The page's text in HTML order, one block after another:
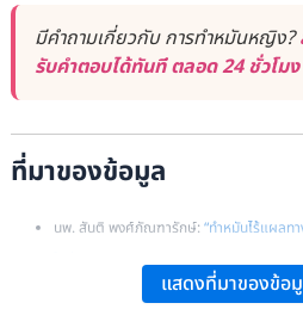
มีคำถามเกี่ยวกับ การทำหมันหญิง?
รับคำตอบได้ทันที ตลอด 24 ชั่วโม
ที่มาของข้อมูล
นพ. สันติ พงศ์ภัณฑารักษ์: “ทำหมันไร้แผลท
โรงพยาบาลเปาโล: “ทำหมันหญิง-ชายแบบไร้
แสดงที่มาของข้อ